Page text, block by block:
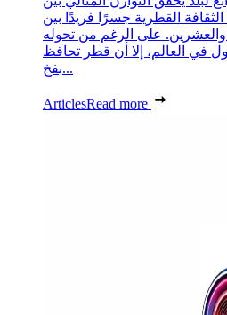
الثقافة القطرية جسرًا فريدًا بين
والعشرين. على الرغم من تحوله
في العالم، إلا أن قطر تحافظ
بفخ...
ArticlesRead more